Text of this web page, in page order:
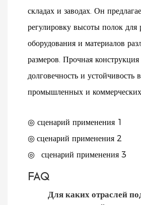
складах и заводах. Он
регулировку высоты полок для
оборудования и материалов
размеров. Прочная конструкция
долговечность и устойчивость
промышленных и коммерческих
◎ сценарий применения 1
◎ сценарий применения 2
◎
сценарий применения 3
FAQ
Для каких отраслей